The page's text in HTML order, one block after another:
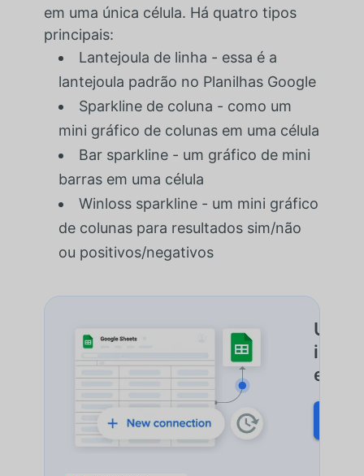
em uma única célula. Há quatro tipos
principais:
Lantejoula de linha - essa é a
lantejoula padrão no Planilhas Google
Sparkline de coluna - como um
mini gráfico de colunas em uma célula
Bar sparkline - um gráfico de mini
barras em uma célula
Winloss sparkline - um mini gráfico
de colunas para resultados sim/não
ou positivos/negativos
Uma
e